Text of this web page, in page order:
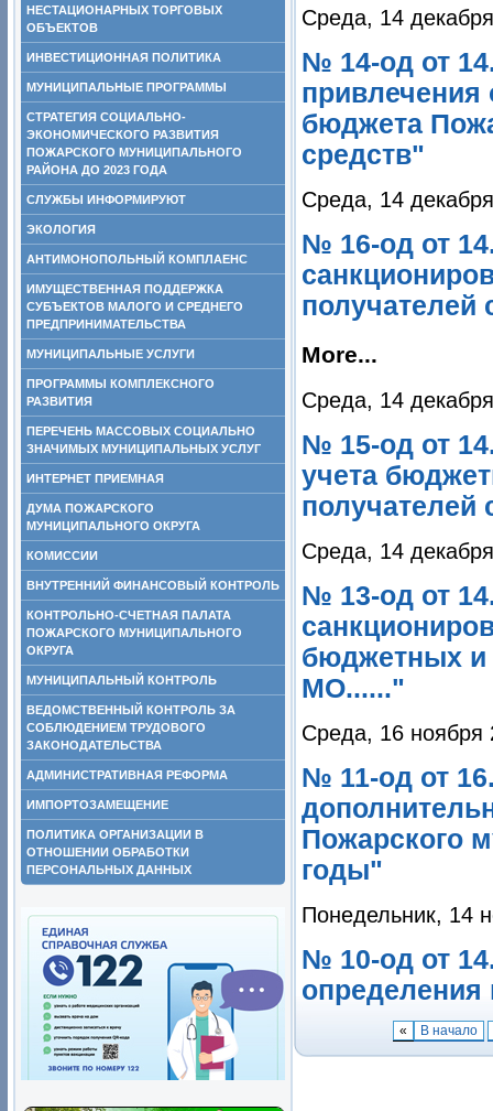
НЕСТАЦИОНАРНЫХ ТОРГОВЫХ
ОБЪЕКТОВ
ИНВЕСТИЦИОННАЯ ПОЛИТИКА
МУНИЦИПАЛЬНЫЕ ПРОГРАММЫ
СТРАТЕГИЯ СОЦИАЛЬНО-
ЭКОНОМИЧЕСКОГО РАЗВИТИЯ
ПОЖАРСКОГО МУНИЦИПАЛЬНОГО
РАЙОНА ДО 2023 ГОДА
СЛУЖБЫ ИНФОРМИРУЮТ
ЭКОЛОГИЯ
АНТИМОНОПОЛЬНЫЙ КОМПЛАЕНС
ИМУЩЕСТВЕННАЯ ПОДДЕРЖКА
СУБЪЕКТОВ МАЛОГО И СРЕДНЕГО
ПРЕДПРИНИМАТЕЛЬСТВА
МУНИЦИПАЛЬНЫЕ УСЛУГИ
ПРОГРАММЫ КОМПЛЕКСНОГО
РАЗВИТИЯ
ПЕРЕЧЕНЬ МАССОВЫХ СОЦИАЛЬНО
ЗНАЧИМЫХ МУНИЦИПАЛЬНЫХ УСЛУГ
ИНТЕРНЕТ ПРИЕМНАЯ
ДУМА ПОЖАРСКОГО
МУНИЦИПАЛЬНОГО ОКРУГА
КОМИССИИ
ВНУТРЕННИЙ ФИНАНСОВЫЙ КОНТРОЛЬ
КОНТРОЛЬНО-СЧЕТНАЯ ПАЛАТА
ПОЖАРСКОГО МУНИЦИПАЛЬНОГО
ОКРУГА
МУНИЦИПАЛЬНЫЙ КОНТРОЛЬ
ВЕДОМСТВЕННЫЙ КОНТРОЛЬ ЗА
СОБЛЮДЕНИЕМ ТРУДОВОГО
ЗАКОНОДАТЕЛЬСТВА
АДМИНИСТРАТИВНАЯ РЕФОРМА
ИМПОРТОЗАМЕЩЕНИЕ
ПОЛИТИКА ОРГАНИЗАЦИИ В
ОТНОШЕНИИ ОБРАБОТКИ
ПЕРСОНАЛЬНЫХ ДАННЫХ
Среда, 14
№ 14-од от
привлечения
бюджета
средств"
Среда, 14
№ 16-од от
получателей
More...
Среда, 14
№ 15-од от
учета
Среда, 14
№ 13-од от
бюджетных и
МО......"
Среда, 16 ноября
№ 11-од от
Пожарского
годы"
Понедельник, 14
№ 10-од от
определения
« В начало